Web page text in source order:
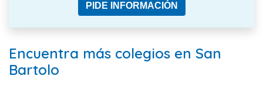
PIDE INFORMACIÓN
Encuentra más colegios en San
Bartolo